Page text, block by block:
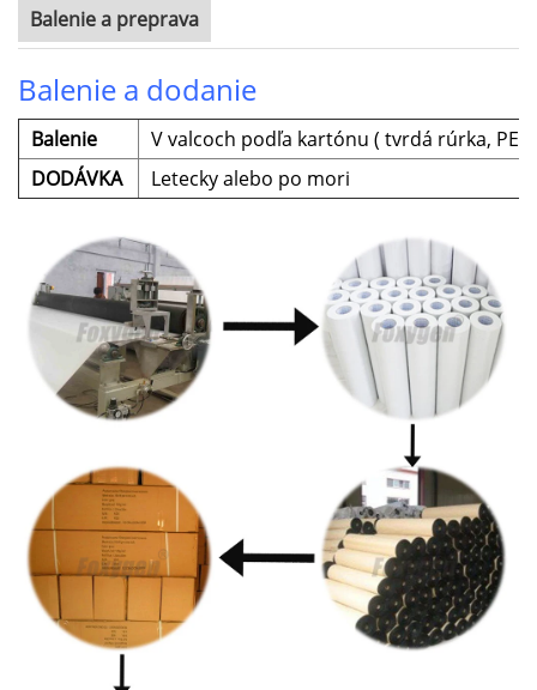
Balenie a preprava
Balenie a dodanie
Balenie V valcoch podľa kartónu ( tvrdá rúrka, PE
DODÁVKA
Letecky alebo po mori